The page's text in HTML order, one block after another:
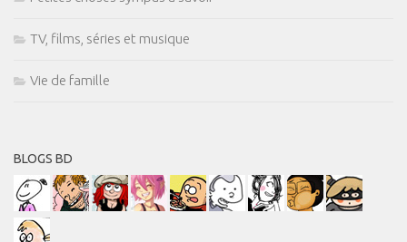
TV, films, séries et musique
Vie de famille
BLOGS BD